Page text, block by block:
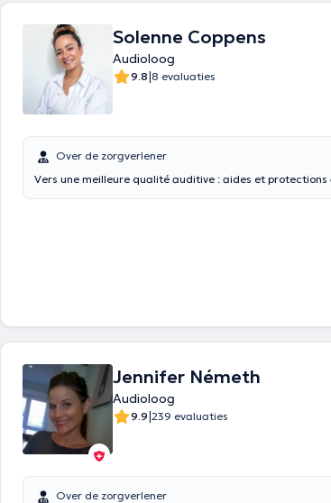
Solenne Coppens
Audioloog
9.8|8 evaluaties
Over de zorgverlener
Vers une meilleure qualité auditive : aides et protections
Jennifer Németh
Audioloog
9.9|239 evaluaties
Over de zorgverlener